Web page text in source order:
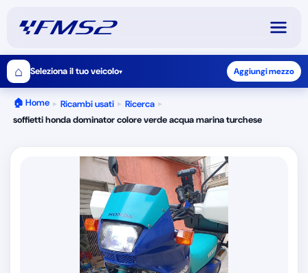
⌂ Seleziona il tuo veicolo▾ Aggiungi mezzo
🏠 Home ▸ Ricambi usati ▸ Ricerca ▸
soffietti honda dominator colore verde acqua marina turchese